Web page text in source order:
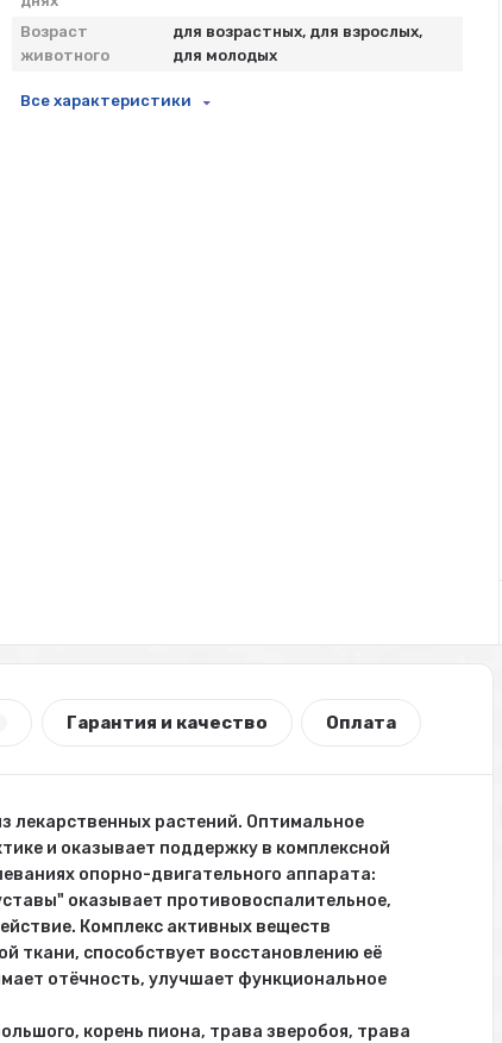
Возраст
животного
для возрастных, для взрослых,
для молодых
Все характеристики
Гарантия и качество Оплата
лекарственных растений. Оптимальное
и оказывает поддержку в комплексной
опорно-двигательного аппарата:
оказывает противовоспалительное,
Комплекс активных веществ
ткани, способствует восстановлению её
отёчность, улучшает функциональное
корень пиона, трава зверобоя, трава